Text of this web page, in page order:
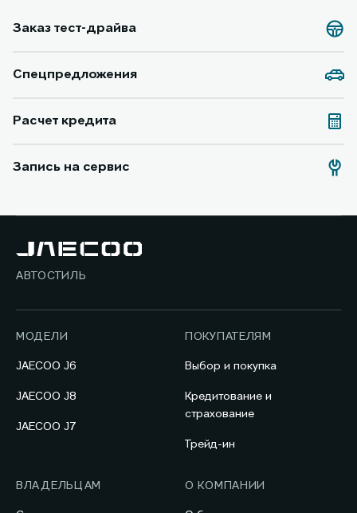
Заказ тест-драйва
Спецпредложения
Расчет кредита
Запись на сервис
АВТОСТИЛЬ
МОДЕЛИ
JAECOO J6
JAECOO J8
JAECOO J7
ПОКУПАТЕЛЯМ
Выбор и покупка
Кредитование и
страхование
Трейд-ин
ВЛАДЕЛЬЦАМ О КОМПАНИИ